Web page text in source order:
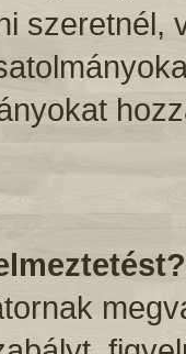
szeretnél,